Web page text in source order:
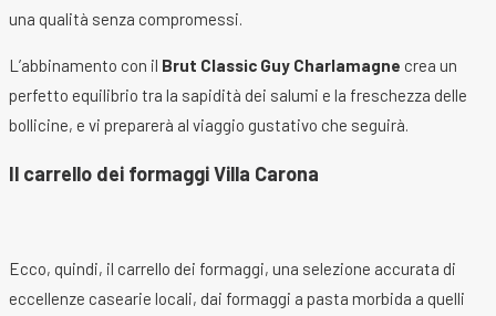
una qualità senza compromessi.
L’abbinamento con il Brut Classic Guy Charlamagne crea un
perfetto equilibrio tra la sapidità dei salumi e la freschezza delle
bollicine, e vi preparerà al viaggio gustativo che seguirà.
Il carrello dei formaggi Villa Carona
Ecco, quindi, il carrello dei formaggi, una selezione accurata di
eccellenze casearie locali, dai formaggi a pasta morbida a quelli